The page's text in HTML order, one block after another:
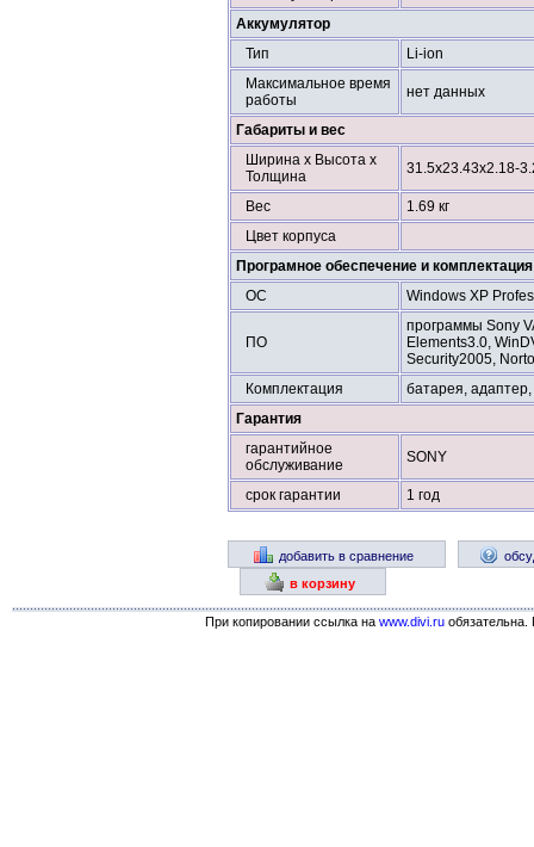
Аккумулятор
Тип
Li-ion
Максимальное время
работы
нет данных
Габариты и вес
Ширина х Высота х
Толщина
31.5x23.43x2.18-
Вес
1.69 кг
Цвет корпуса
Програмное обеспечение и комплектация
ОС
Windows XP
ПО
программы Sony
Elements3.0,
Security2005,
Комплектация
батарея, адаптер,
Гарантия
гарантийное
обслуживание
SONY
срок гарантии 1 год
добавить в сравнение
в корзину
При копировании ссылка на www.divi.ru